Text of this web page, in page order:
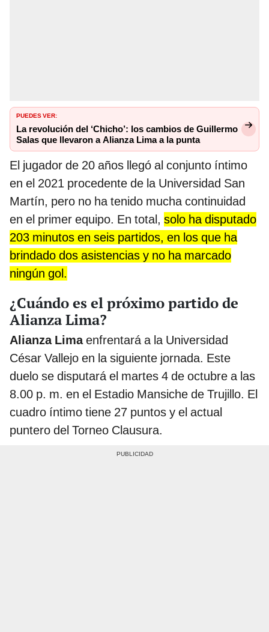
PUEDES VER:
La revolución del ‘Chicho’: los cambios de Guillermo
Salas que llevaron a Alianza Lima a la punta
El jugador de 20 años llegó al conjunto íntimo
en el 2021 procedente de la Universidad San
Martín, pero no ha tenido mucha continuidad
en el primer equipo. En total, solo ha disputado
203 minutos en seis partidos, en los que ha
brindado dos asistencias y no ha marcado
ningún gol.
¿Cuándo es el próximo partido de
Alianza Lima?
Alianza Limaenfrentará a la Universidad
César Vallejo en la siguiente jornada. Este
duelo se disputará el martes 4 de octubre a las
8.00 p. m. en el Estadio Mansiche de Trujillo. El
cuadro íntimo tiene 27 puntos y el actual
puntero del Torneo Clausura.